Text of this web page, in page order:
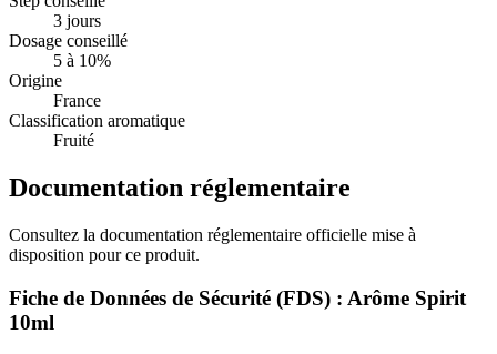
3 jours
Dosage conseillé
5 à 10%
Origine
France
Classification aromatique
Fruité
Documentation réglementaire
Consultez la documentation réglementaire officielle mise à
disposition pour ce produit.
Fiche de Données de Sécurité (FDS) : Arôme Spirit
10ml